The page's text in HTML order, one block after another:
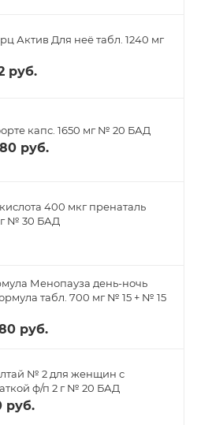
Актив Для неё табл. 1240 мг
руб.
капс. 1650 мг № 20 БАД
руб.
400 мкг пренаталь
№ 30 БАД
Менопауза день-ночь
табл. 700 мг № 15 + № 15
руб.
№ 2 для женщин с
ф/п 2 г № 20 БАД
руб.